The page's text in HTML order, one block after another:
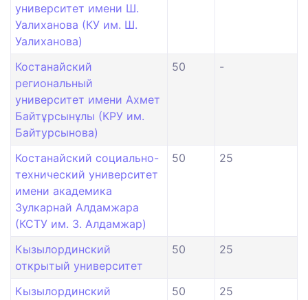
университет имени Ш.
Уалиханова (КУ им. Ш.
Уалиханова)
Костанайский
региональный
университет имени Ахмет
Байтұрсынұлы (КРУ им.
Байтурсынова)
50 -
Костанайский социально-
технический университет
имени академика
Зулкарнай Алдамжара
(КСТУ им. З. Алдамжар)
50 25
Кызылординский
открытый университет
50 25
Кызылординский
50 25